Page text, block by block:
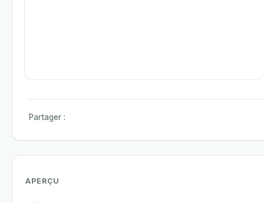
Partager :
APERÇU